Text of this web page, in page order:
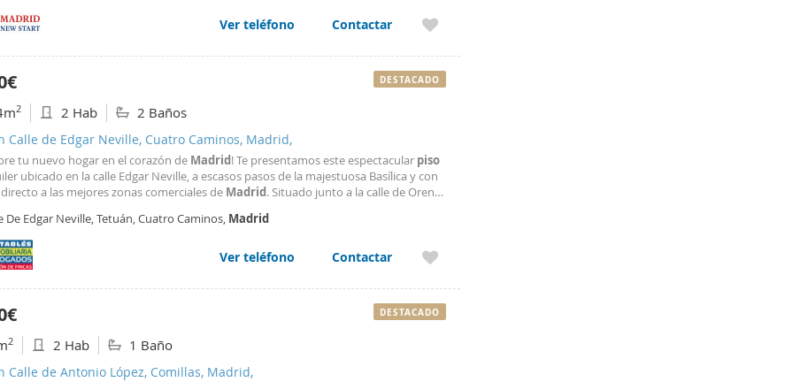
Ver teléfono Contactar
2 2 Hab 2 Baños
Calle de Edgar Neville, Cuatro Caminos, Madrid,
tu nuevo hogar en el corazón de Madrid! Te presentamos este espectacular piso
ubicado en la calle Edgar Neville, a escasos pasos de la majestuosa Basílica y con
a las mejores zonas comerciales de Madrid. Situado junto a la calle de Orense
al alcance de tu
De Edgar Neville, Tetuán, Cuatro Caminos, Madrid
Ver teléfono Contactar
DESTACADO
2 2 Hab 1 Baño
Calle de Antonio López, Comillas, Madrid,
DESTACADO